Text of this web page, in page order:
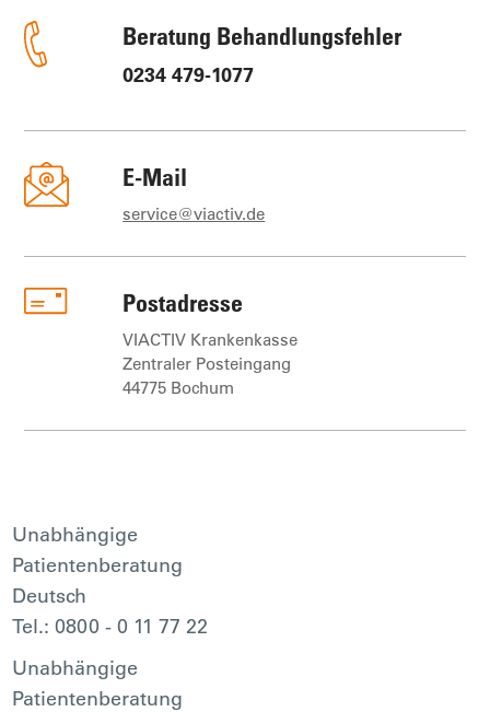
Beratung Behandlungsfehler
0234 479-1077
E-Mail
service@viactiv.de
Postadresse
VIACTIV Krankenkasse
Zentraler Posteingang
44775 Bochum
Unabhängige
Patientenberatung
Deutsch
Tel.: 0800 - 0 11 77 22
Unabhängige
Patientenberatung